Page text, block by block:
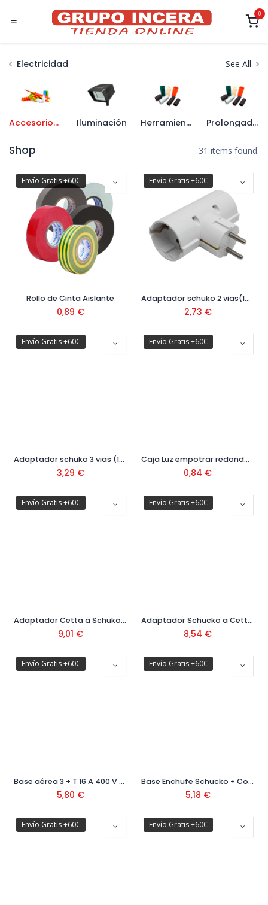
0
Electricidad See All
Accesorios de Conexión Iluminación Herramienta de Electricista Prolongadores y Enrollacables
Shop 31 items found.
Envío Gratis +60€
Rollo de Cinta Aislante
0,89 €
Envío Gratis +60€
Adaptador schuko 2 vias(16A-250V) Ref: 51001031
2,73 €
Envío Gratis +60€
Adaptador schuko 3 vias (16A-250V) Ref: 51001032
3,29 €
Envío Gratis +60€
Caja Luz empotrar redonda 46x48
0,84 €
Envío Gratis +60€
Adaptador Cetta a Schuko con tapa 16A 250V Ref:11505
9,01 €
Envío Gratis +60€
Adaptador Schucko a Cetta 16A 230V Ref:11501
8,54 €
Envío Gratis +60€
Base aérea 3 + T 16 A 400 V Ref:11354
5,80 €
Envío Gratis +60€
Base Enchufe Schucko + Conmutador Doble IP54 Ref: 5407
5,18 €
Envío Gratis +60€ Envío Gratis +60€